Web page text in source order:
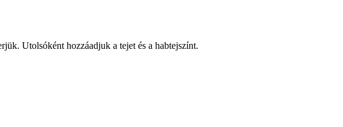
Utolsóként hozzáadjuk a tejet és a habtejszínt.